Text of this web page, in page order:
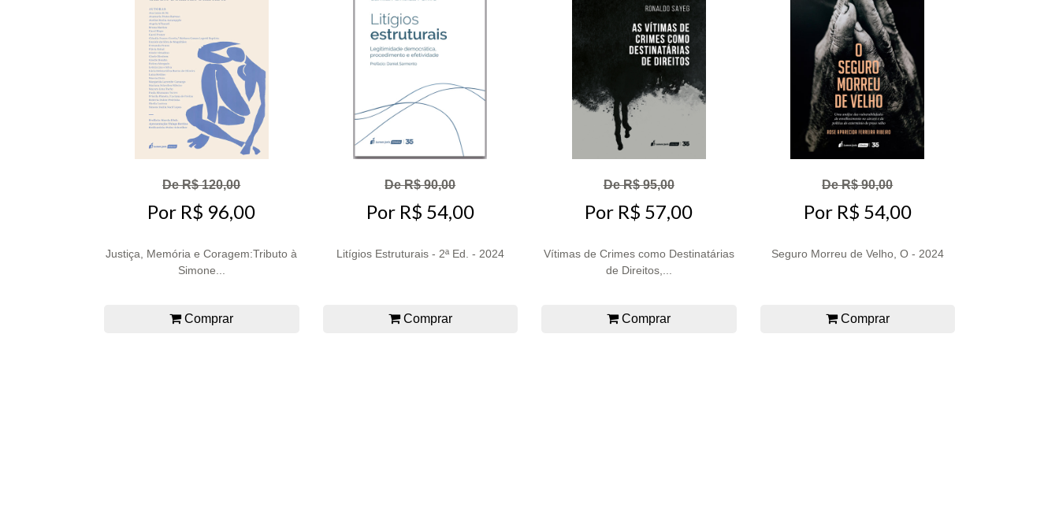
De R$ 120,00
Por R$ 96,00
Justiça, Memória e Coragem:Tributo à
Simone...
Comprar
De R$ 90,00
Por R$ 54,00
Litígios Estruturais - 2ª Ed. - 2024
Comprar
De R$ 95,00
Por R$ 57,00
Vítimas de Crimes como Destinatárias
de Direitos,...
Comprar
De R$ 90,00
Por R$ 54,00
Seguro Morreu de Velho, O - 2024
Comprar